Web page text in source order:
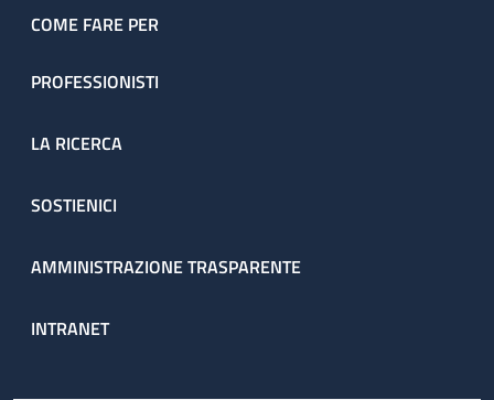
COME FARE PER
PROFESSIONISTI
LA RICERCA
SOSTIENICI
AMMINISTRAZIONE TRASPARENTE
INTRANET